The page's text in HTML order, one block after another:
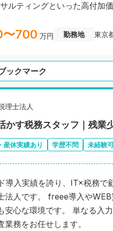
ルティングといった高付加
700 万円 勤務地 東京
ックマーク
理士法人
かす税務スタッフ｜残
産休実績あり 学歴不問 未経験
導入実績を誇り、IT×税務で
法人です。 freee導入や
安心な環境です。 単なる入
務をお任せします。